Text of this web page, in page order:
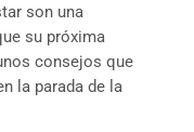
son una
su próxima
consejos que
la parada de la